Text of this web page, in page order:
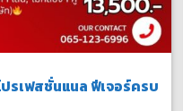
รเฟสชั่นแนล ฟีเจอร์ครบ